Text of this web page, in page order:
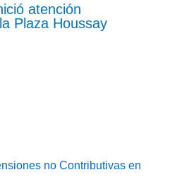
atención
Plaza Houssay
no Contributivas en